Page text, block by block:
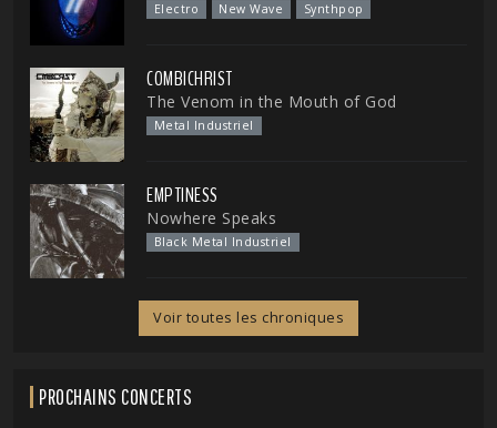
Electro New Wave Synthpop
COMBICHRIST
The Venom in the Mouth of God
Metal Industriel
EMPTINESS
Nowhere Speaks
Black Metal Industriel
Voir toutes les chroniques
PROCHAINS CONCERTS